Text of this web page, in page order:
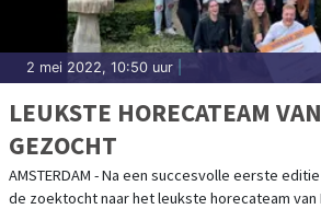
2 mei 2022, 10:50 uur
LEUKSTE HORECATEAM
GEZOCHT
AMSTERDAM - Na een succesvolle eerste
de zoektocht naar het leukste horecateam van